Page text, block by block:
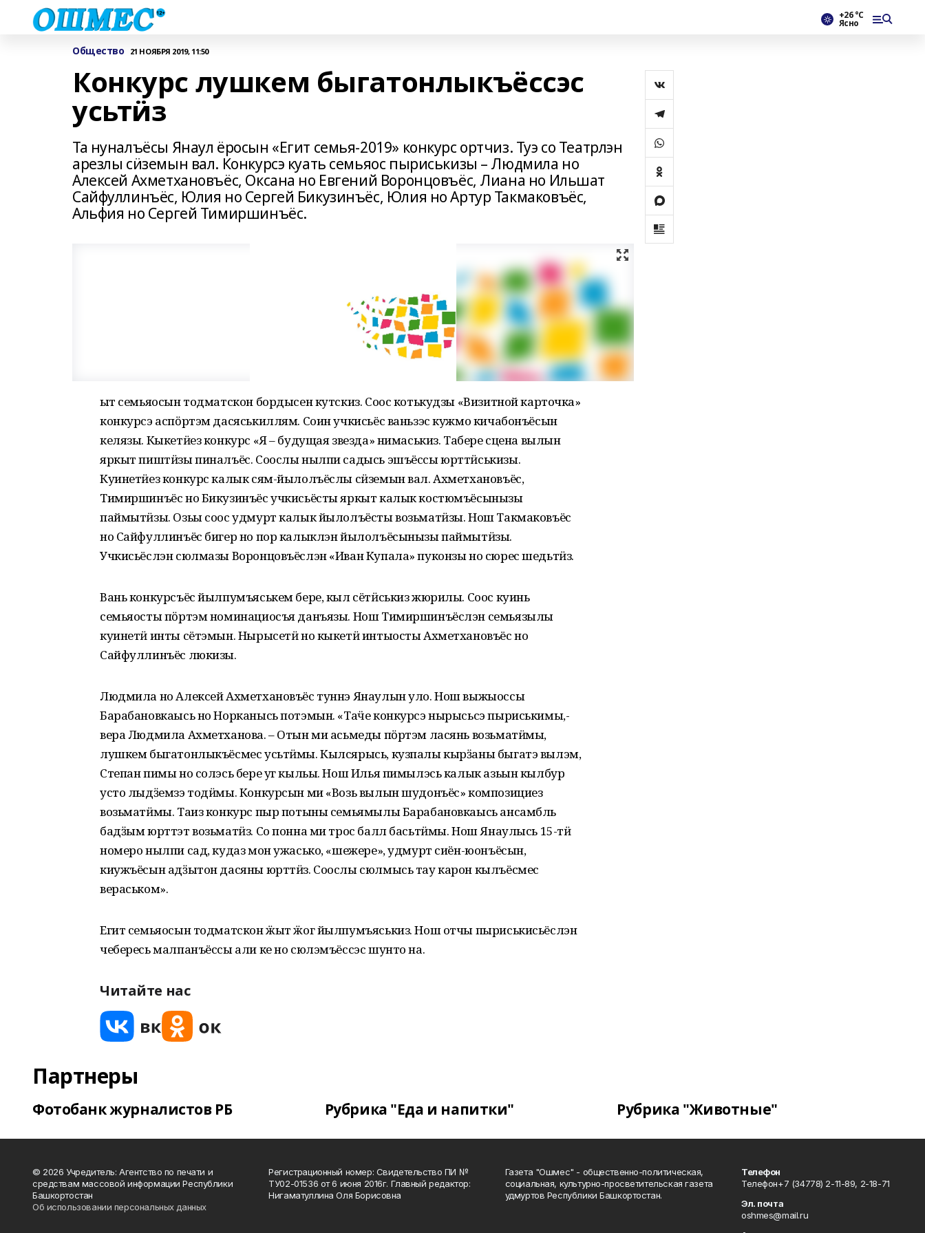
+26 °С
Ясно
Общество 21 НОЯБРЯ 2019, 11:50
Конкурс лушкем быгатонлыкъёссэс
усьтӥз
Та нуналъёсы Янаул ёросын «Егит семья-2019» конкурс ортчиз. Туэ со Театрлэн
арезлы сӥземын вал. Конкурсэ куать семьяос пыриськизы – Людмила но
Алексей Ахметхановъёс, Оксана но Евгений Воронцовъёс, Лиана но Ильшат
Сайфуллинъёс, Юлия но Сергей Бикузинъёс, Юлия но Артур Такмаковъёс,
Альфия но Сергей Тимиршинъёс.
Ӝыт семьяосын тодматскон бордысен кутскиз. Соос котькудзы «Визитной карточка»
конкурсэ аспӧртэм дасяськиллям. Соин учкисьёс ваньзэс кужмо кичабонъёсын
келязы. Кыкетӥез конкурс «Я – будущая звезда» нимаськиз. Табере сцена вылын
яркыт пиштӥзы пиналъёс. Соослы нылпи садысь эшъёссы юрттӥськизы.
Куинетӥез конкурс калык сям-йылолъёслы сӥземын вал. Ахметхановъёс,
Тимиршинъёс но Бикузинъёс учкисьёсты яркыт калык костюмъёсынызы
паймытӥзы. Озьы соос удмурт калык йылолъёсты возьматӥзы. Нош Такмаковъёс
но Сайфуллинъёс бигер но пор калыклэн йылолъёсынызы паймытӥзы.
Учкисьёслэн сюлмазы Воронцовъёслэн «Иван Купала» пуконзы но сюрес шедьтӥз.
Вань конкурсъёс йылпумъяськем бере, кыл сётӥськиз жюрилы. Соос куинь
семьяосты пӧртэм номинациосъя данъязы. Нош Тимиршинъёслэн семьязылы
куинетӥ инты сётэмын. Нырысетӥ но кыкетӥ интыосты Ахметхановъёс но
Сайфуллинъёс люкизы.
Людмила но Алексей Ахметхановъёс туннэ Янаулын уло. Нош выжыоссы
Барабановкаысь но Норканысь потэмын. «Таӵе конкурсэ нырысьсэ пыриськимы,-
вера Людмила Ахметханова. – Отын ми асьмеды пӧртэм ласянь возьматӥмы,
лушкем быгатонлыкъёсмес усьтӥмы. Кылсярысь, кузпалы кырӟаны быгатэ вылэм,
Степан пимы но солэсь бере уг кыльы. Нош Илья пимылэсь калык азьын кылбур
усто лыдӟемзэ тодӥмы. Конкурсын ми «Возь вылын шудонъёс» композициез
возьматӥмы. Таиз конкурс пыр потыны семьямылы Барабановкаысь ансамбль
бадӟым юрттэт возьматӥз. Со понна ми трос балл басьтӥмы. Нош Янаулысь 15-тӥ
номеро нылпи сад, кудаз мон ужасько, «шежере», удмурт сиён-юонъёсын,
киужъёсын адӟытон дасяны юрттӥз. Соослы сюлмысь тау карон кылъёсмес
вераськом».
Егит семьяосын тодматскон ӝыт ӝог йылпумъяськиз. Нош отчы пыриськисьёслэн
чебересь малпанъёссы али ке но сюлэмъёссэс шунто на.
Читайте нас
Партнеры
Фотобанк журналистов РБ Рубрика "Еда и напитки" Рубрика "Животные"
© 2026 Учредитель: Агентство по печати и
средствам массовой информации Республики
Башкортостан
Об использовании персональных данных
Регистрационный номер: Свидетельство ПИ №
ТУ02-01536 от 6 июня 2016г. Главный редактор:
Нигаматуллина Оля Борисовна
Газета "Ошмес" - общественно-политическая,
социальная, культурно-просветительская газета
удмуртов Республики Башкортостан.
Телефон
Телефон+7 (34778) 2-11-89, 2-18-71
Эл. почта
oshmes@mail.ru